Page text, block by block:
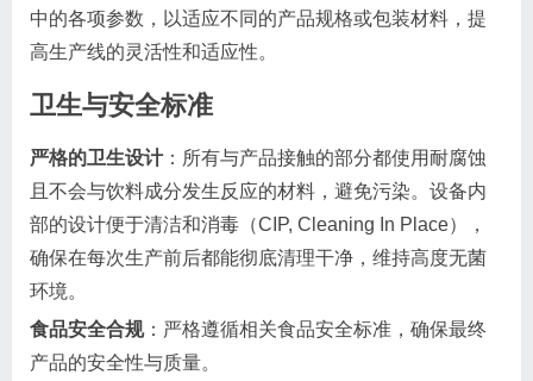
中的各项参数，以适应不同的产品规格或包装材料，提
高生产线的灵活性和适应性。
卫生与安全标准
严格的卫生设计：所有与产品接触的部分都使用耐腐蚀
且不会与饮料成分发生反应的材料，避免污染。设备内
部的设计便于清洁和消毒（CIP, Cleaning In Place），
确保在每次生产前后都能彻底清理干净，维持高度无菌
环境。
食品安全合规：严格遵循相关食品安全标准，确保最终
产品的安全性与质量。